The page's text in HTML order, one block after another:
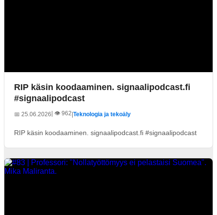
RIP käsin koodaaminen. signaalipodcast.fi
#signaalipodcast
📅 25.06.2026 | 👁️ 962|Teknologia ja tekoäly
RIP käsin koodaaminen. signaalipodcast.fi #signaalipodcast